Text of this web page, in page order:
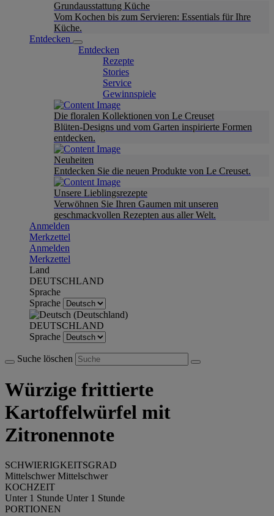
Grundausstattung Küche
Vom Kochen bis zum Servieren: Essentials für Ihre
Küche.
Entdecken
Entdecken
Rezepte
Stories
Service
Gewinnspiele
Die floralen Kollektionen von Le Creuset
Blüten-Designs und vom Garten inspirierte Formen
entdecken.
Neuheiten
Entdecken Sie die neuen Produkte von Le Creuset.
Unsere Lieblingsrezepte
Verwöhnen Sie Ihren Gaumen mit unseren
geschmackvollen Rezepten aus aller Welt.
Anmelden
Merkzettel
Anmelden
Merkzettel
Land
DEUTSCHLAND
Sprache
Sprache
DEUTSCHLAND
Sprache
Suche löschen
Würzige frittierte
Kartoffelwürfel mit
Zitronennote
SCHWIERIGKEITSGRAD
Mittelschwer Mittelschwer
KOCHZEIT
Unter 1 Stunde Unter 1 Stunde
PORTIONEN